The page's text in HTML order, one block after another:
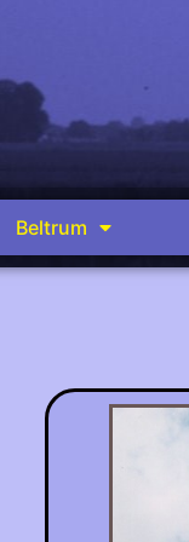
Beltrum